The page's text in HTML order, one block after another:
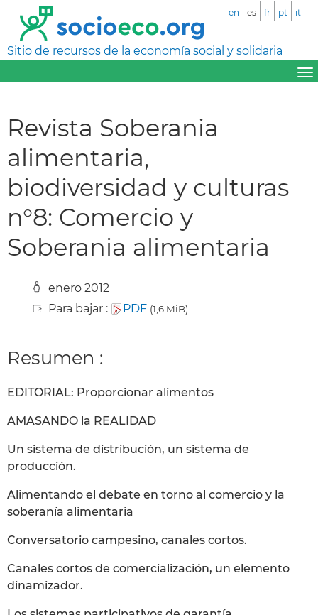
Sitio de recursos de la economía social y solidaria
en es fr pt it
Revista Soberania
alimentaria,
biodiversidad y culturas
n°8: Comercio y
Soberania alimentaria
enero 2012
Para bajar :
PDF (1,6 MiB)
Resumen :
EDITORIAL: Proporcionar alimentos
AMASANDO la REALIDAD
Un sistema de distribución, un sistema de
producción.
Alimentando el debate en torno al comercio y la
soberanía alimentaria
Conversatorio campesino, canales cortos.
Canales cortos de comercialización, un elemento
dinamizador.